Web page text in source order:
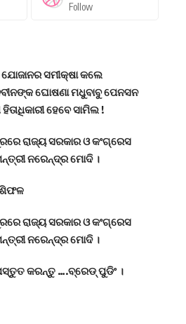
Follow
ଯୋଜାନର ସମୀକ୍ଷା କଲେ
ଘୋଷଣା ମଧୁବାବୁ ପେନସନ
ହେବେ ସାମିଲ !
ରାଜ୍ୟ ସରକାର ଓ କଂଗ୍ରେସ
ନରେନ୍ଦ୍ର ମୋଦି ।
ରାଜ୍ୟ ସରକାର ଓ କଂଗ୍ରେସ
ନରେନ୍ଦ୍ର ମୋଦି ।
କରନ୍ତୁ ….ବ୍ରେଡ୍ ପୁଡିଂ ।